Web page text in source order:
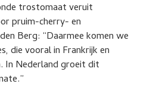
trostomaat veruit
pruim-cherry- en
Berg: “Daarmee komen we
die vooral in Frankrijk en
In Nederland groeit dit